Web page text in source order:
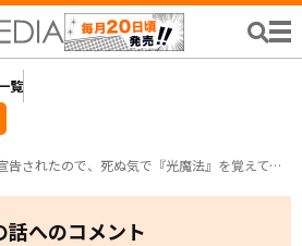
覧
、死ぬ気で『光魔法』を覚えて呪いを解こうと思います。 ～呪われ王子のやり治し～
話へのコメント